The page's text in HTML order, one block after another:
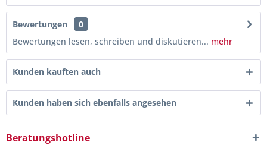
Bewertungen
0
Bewertungen lesen, schreiben und diskutieren... mehr
Kunden kauften auch
Kunden haben sich ebenfalls angesehen
Beratungshotline